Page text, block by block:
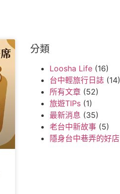
分類
Loosha Life(16)
台中輕旅行日誌(14)
所有文章(52)
旅遊TIPs(1)
最新消息 (35)
老台中新故事(5)
隱身台中巷弄的好店